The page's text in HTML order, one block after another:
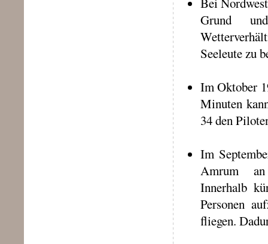
Grund
Seeleute zu
Im Oktober
Minuten
34 den
Im
Amrum an
Innerhalb
Personen
fliegen.